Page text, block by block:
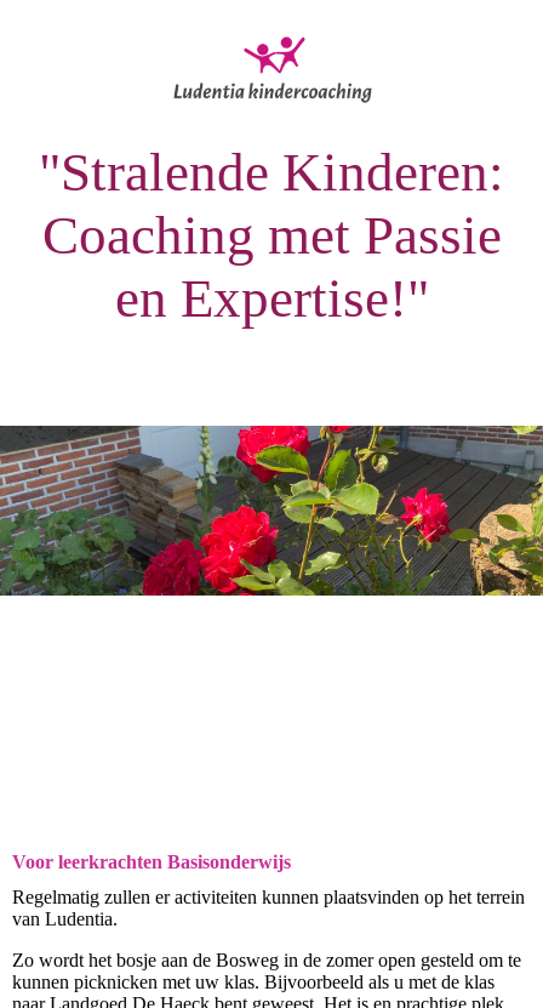
"Stralende Kinderen:
Coaching met Passie
en Expertise!"
Voor leerkrachten Basisonderwijs
Regelmatig zullen er activiteiten kunnen plaatsvinden op het terrein
van Ludentia.
Zo wordt het bosje aan de Bosweg in de zomer open gesteld om te
kunnen picknicken met uw klas. Bijvoorbeeld als u met de klas